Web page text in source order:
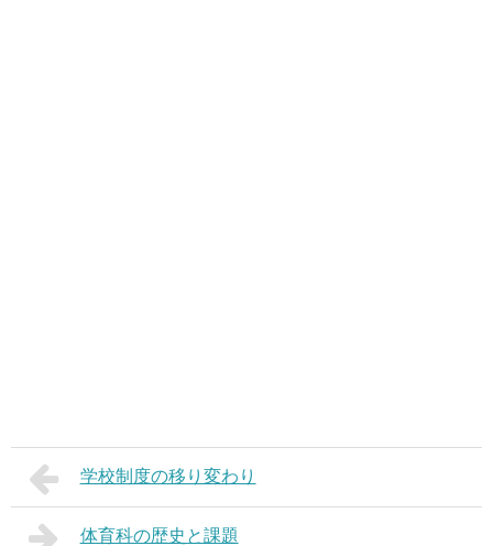
学校制度の移り変わり
体育科の歴史と課題